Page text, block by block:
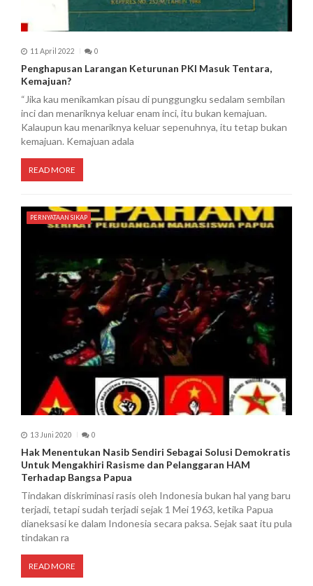
11 April 2022 0
Penghapusan Larangan Keturunan PKI Masuk Tentara,
Kemajuan?
“Jika kau menikamkan pisau di punggungku sedalam sembilan
inci dan menariknya keluar enam inci, itu bukan kemajuan.
Kalaupun kau menariknya keluar sepenuhnya, itu tetap bukan
kemajuan. Kemajuan adala
READ MORE
PERNYATAAN SIKAP
13 Juni 2020 0
Hak Menentukan Nasib Sendiri Sebagai Solusi Demokratis
Untuk Mengakhiri Rasisme dan Pelanggaran HAM
Terhadap Bangsa Papua
Tindakan diskriminasi rasis oleh Indonesia bukan hal yang baru
terjadi, tetapi sudah terjadi sejak 1 Mei 1963, ketika Papua
dianeksasi ke dalam Indonesia secara paksa. Sejak saat itu pula
tindakan ra
READ MORE